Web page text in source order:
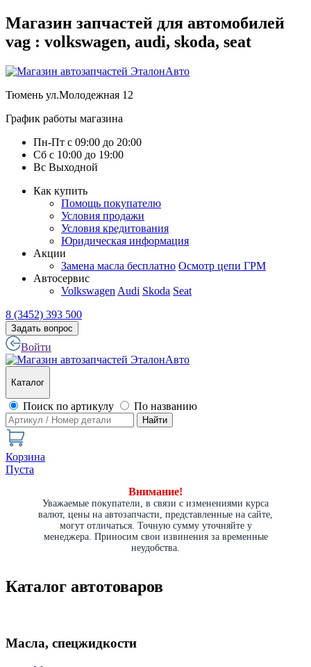
Магазин запчастей для автомобилей
vag : volkswagen, audi, skoda, seat
Тюмень ул.Молодежная 12
График работы магазина
Пн-Пт с 09:00 до 20:00
Сб с 10:00 до 19:00
Вс Выходной
Как купить
Помощь покупателю
Условия продажи
Условия кредитования
Юридическая информация
Акции
Замена масла бесплатно Осмотр цепи ГРМ
Автосервис
Volkswagen Audi Skoda Seat
8 (3452) 393 500
Задать вопрос
Войти
Каталог
Поиск по артикулу По названию
Найти
Корзина
Пуста
Внимание!
Уважаемые покупатели, в связи с изменениями курса
валют, цены на автозапчасти, представленные на сайте,
могут отличаться. Точную сумму уточняйте у
менеджера. Приносим свои извинения за временные
неудобства.
Каталог автотоваров
Масла, спецжидкости